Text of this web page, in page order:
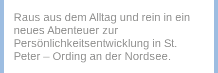
Raus aus dem Alltag und rein in ein
neues Abenteuer zur
Persönlichkeitsentwicklung in St.
Peter – Ording an der Nordsee.